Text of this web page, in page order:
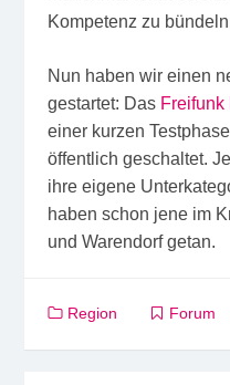
Kompetenz zu
Nun haben wir einen
gestartet: Das Freifunk
einer kurzen
öffentlich geschaltet.
ihre eigene
haben schon jene im
und Warendorf getan.
Region Forum